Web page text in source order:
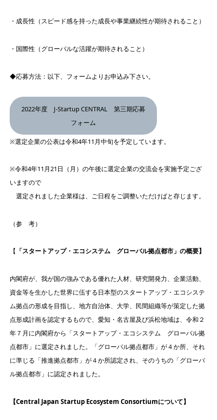
・成長性（スピード感を持った成長や事業継続性が期待されること）
・国際性（グローバルな活躍が期待されること）
◆応募方法：以下、フォームよりお申込み下さい。
2022年度 J-Startup CENTRAL 第三期応募
フォーム
※選定企業の公表は令和4年11月中旬を予定しています。
※令和4年11月21日（月）の午後に選定企業の交流会を実施予定ござ
いますので
選定されました企業様は、ご日程をご調整いただけばと存じます。
（参 考）
【 「スタートアップ・エコシステム グローバル拠点都市」の概要】
内閣府が、我が国の強みである優れた人材、研究開発力、企業活動、
資金等を生かした世界に伍する日本型のスタートアップ・エコシステ
ム拠点の形成を目指し、地方自治体、大学、民間組織等が策定した拠
点形成計画を認定するもので、愛知・名古屋及び浜松地域は、令和２
年７月に内閣府から「スタートアップ・エコシステム グローバル拠
点都市」に選定されました。「グローバル拠点都市」が４か所、それ
に準じる「推進拠点都市」が４か所認定され、そのうちの「グローバ
ル拠点都市」に認定されました。
【Central Japan Startup Ecosystem Consortiumについて】